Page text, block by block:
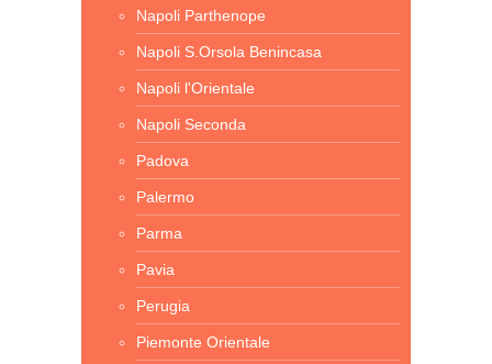
Napoli Parthenope
Napoli S.Orsola Benincasa
Napoli l'Orientale
Napoli Seconda
Padova
Palermo
Parma
Pavia
Perugia
Piemonte Orientale